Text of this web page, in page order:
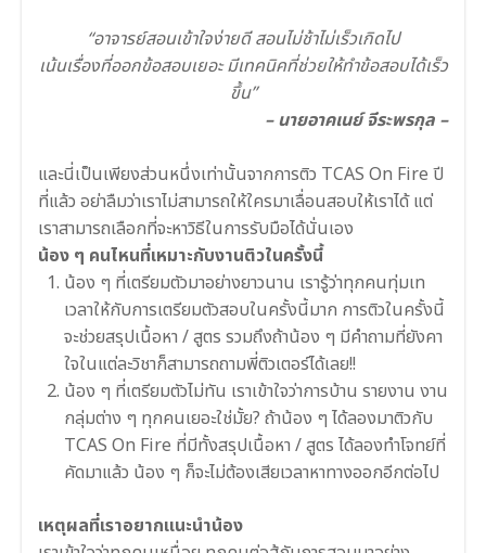
“อาจารย์สอนเข้าใจง่ายดี สอนไม่ช้าไม่เร็วเกิดไป
เน้นเรื่องที่ออกข้อสอบเยอะ มีเทคนิคที่ช่วยให้ทำข้อสอบได้เร็ว
ขึ้น”
– นายอาคเนย์ จีระพรกุล –
และนี่เป็นเพียงส่วนหนึ่งเท่านั้นจากการติว TCAS On Fire ปี
ที่แล้ว อย่าลืมว่าเราไม่สามารถให้ใครมาเลื่อนสอบให้เราได้ แต่
เราสามารถเลือกที่จะหาวิธีในการรับมือได้นั่นเอง
น้อง ๆ คนไหนที่เหมาะกับงานติวในครั้งนี้
น้อง ๆ ที่เตรียมตัวมาอย่างยาวนาน เรารู้ว่าทุกคนทุ่มเท
เวลาให้กับการเตรียมตัวสอบในครั้งนี้มาก การติวในครั้งนี้
จะช่วยสรุปเนื้อหา / สูตร รวมถึงถ้าน้อง ๆ มีคำถามที่ยังคา
ใจในแต่ละวิชาก็สามารถถามพี่ติวเตอร์ได้เลย!!
น้อง ๆ ที่เตรียมตัวไม่ทัน เราเข้าใจว่าการบ้าน รายงาน งาน
กลุ่มต่าง ๆ ทุกคนเยอะใช่มั้ย? ถ้าน้อง ๆ ได้ลองมาติวกับ
TCAS On Fire ที่มีทั้งสรุปเนื้อหา / สูตร ได้ลองทำโจทย์ที่
คัดมาแล้ว น้อง ๆ ก็จะไม่ต้องเสียเวลาหาทางออกอีกต่อไป
เหตุผลที่เราอยากแนะนำน้อง